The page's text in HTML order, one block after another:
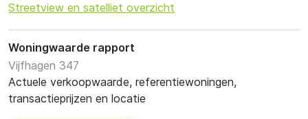
Streetview en satelliet overzicht
Woningwaarde rapport
Vijfhagen 347
Actuele verkoopwaarde, referentiewoningen,
transactieprijzen en locatie